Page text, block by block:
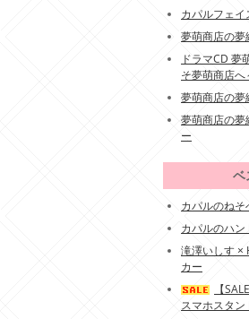
カパルフェイ
夢萌商店の夢
ドラマCD 夢
そ夢萌商店へ
夢萌商店の
夢萌商店の
ー
ベ
カパルのね
カパルのハン
滝澤いしす ×
カー
【
スマホスタン